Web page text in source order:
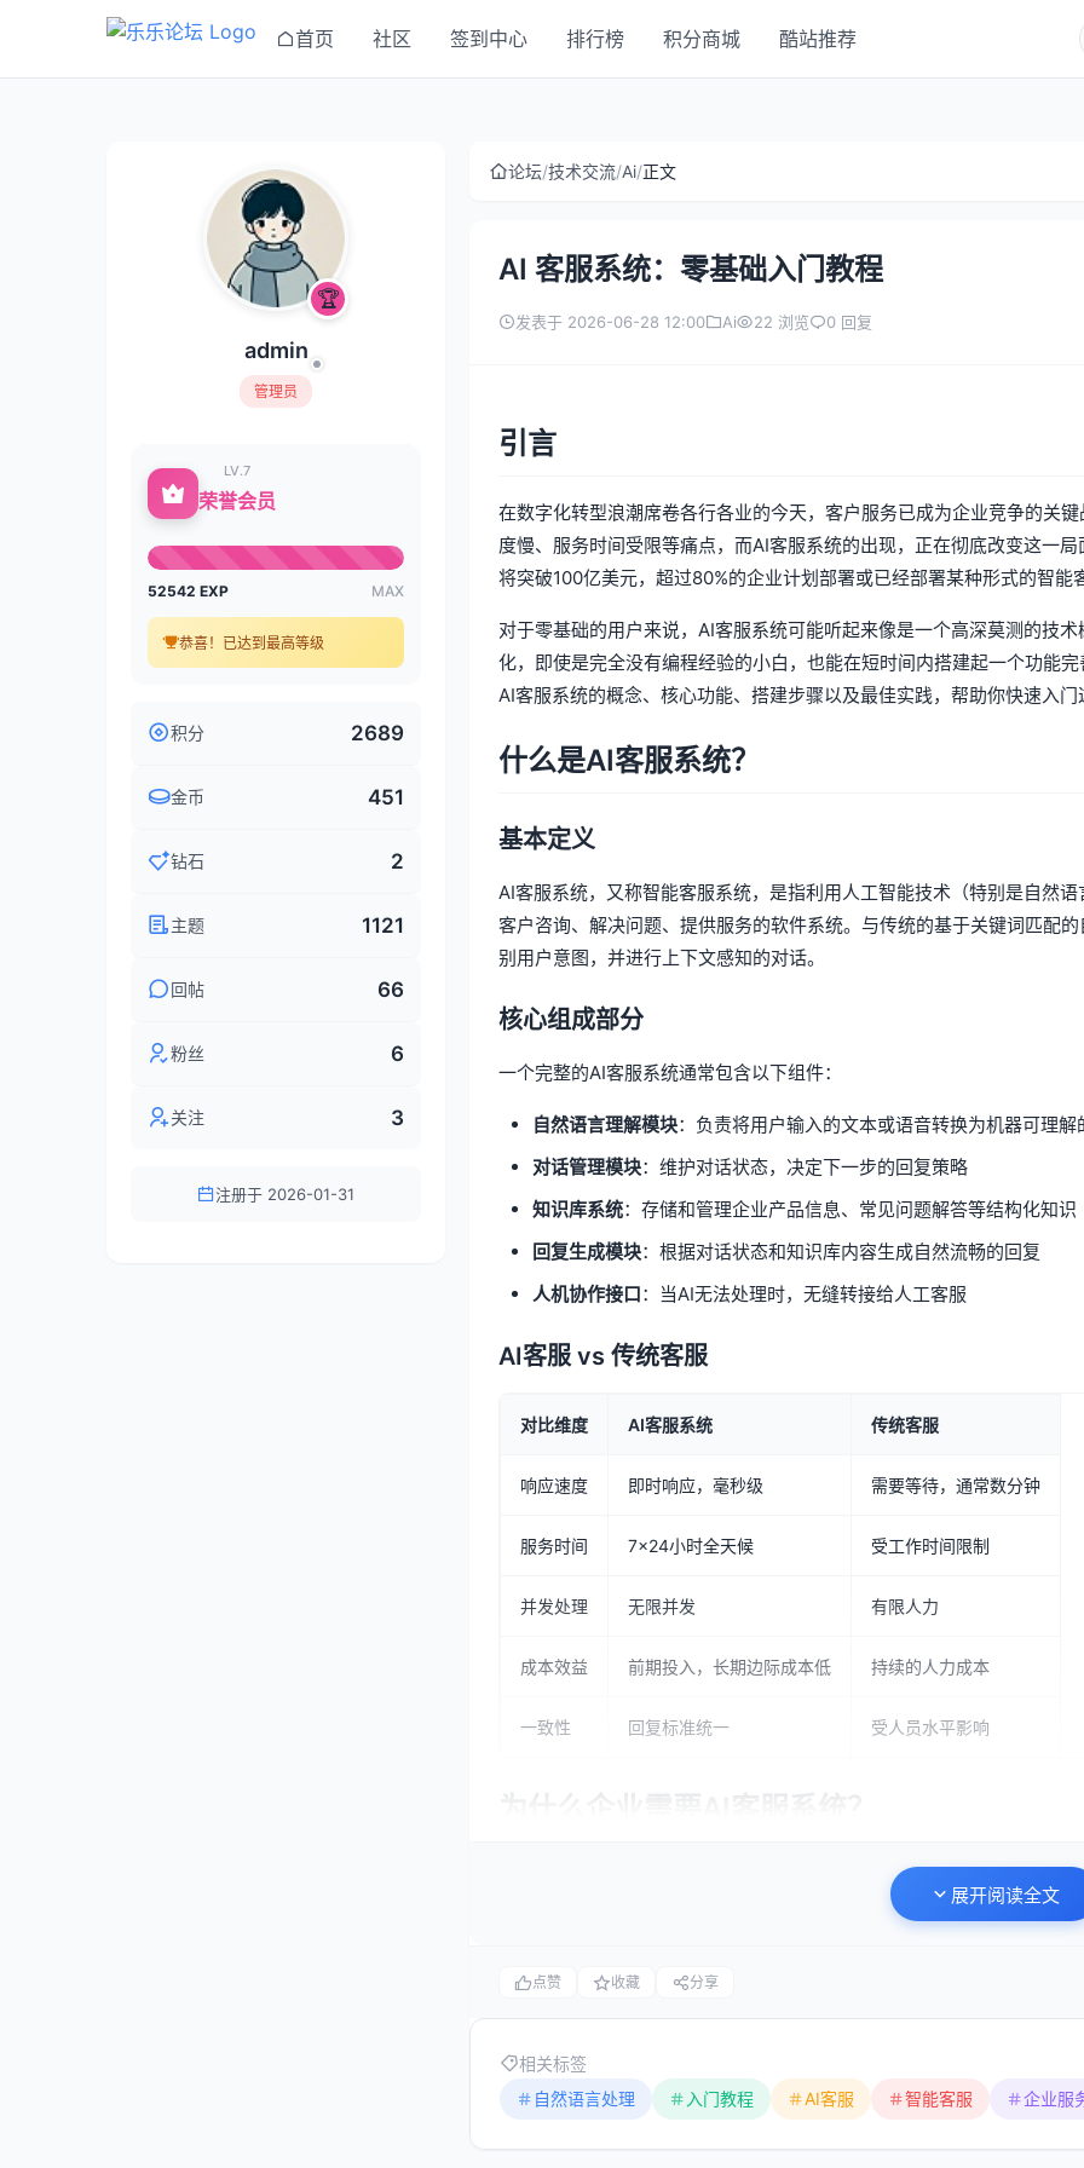
首页 社区 签到中心 排行榜 积分商城 酷站推荐
🏆
admin
管理员
LV.7
荣誉会员
52542 EXP MAX
恭喜！已达到最高等级
积分 2689
金币 451
钻石 2
主题 1121
回帖 66
粉丝 6
关注 3
注册于 2026-01-31
论坛/技术交流/Ai/正文
AI 客服系统：零基础入门教程
发表于 2026-06-28 12:00 Ai 22 浏览 0 回复
引言
在数字化转型浪潮席卷各行各业的今天，客户服务已成为企业竞争的关
度慢、服务时间受限等痛点，而AI客服系统的出现，正在彻底改变这一
将突破100亿美元，超过80%的企业计划部署或已经部署某种形式的智能
对于零基础的用户来说，AI客服系统可能听起来像是一个高深莫测的技
化，即使是完全没有编程经验的小白，也能在短时间内搭建起一个功能
AI客服系统的概念、核心功能、搭建步骤以及最佳实践，帮助你快速入门
什么是AI客服系统？
基本定义
AI客服系统，又称智能客服系统，是指利用人工智能技术（特别是自然
客户咨询、解决问题、提供服务的软件系统。与传统的基于关键词匹配
别用户意图，并进行上下文感知的对话。
核心组成部分
一个完整的AI客服系统通常包含以下组件：
自然语言理解模块：负责将用户输入的文本或语音转换为机器可理解
对话管理模块：维护对话状态，决定下一步的回复策略
知识库系统：存储和管理企业产品信息、常见问题解答等结构化知识
回复生成模块：根据对话状态和知识库内容生成自然流畅的回复
人机协作接口：当AI无法处理时，无缝转接给人工客服
AI客服 vs 传统客服
对比维度 AI客服系统 传统客服
响应速度 即时响应，毫秒级 需要等待，通常数分钟
服务时间 7×24小时全天候 受工作时间限制
并发处理 无限并发 有限人力
成本效益 前期投入，长期边际成本低 持续的人力成本
一致性 回复标准统一 受人员水平影响
可以自动处理其中70%-80%的常见问题，仅需2-3名人工客服处理复杂
提升客户体验
现代消费者期望获得即时、个性化的服务体验。AI客服系统能够：
展开阅读全文
点赞 收藏 分享
相关标签
自然语言处理
入门教程 AI客服 智能客服 企业服